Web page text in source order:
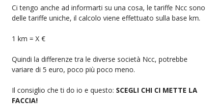
Ci tengo anche ad informarti su una cosa, le tariffe Ncc sono
delle tariffe uniche, il calcolo viene effettuato sulla base km.
1 km = X €
Quindi la differenze tra le diverse società Ncc, potrebbe
variare di 5 euro, poco più poco meno.
Il consiglio che ti do io e questo: SCEGLI CHI CI METTE LA
FACCIA!